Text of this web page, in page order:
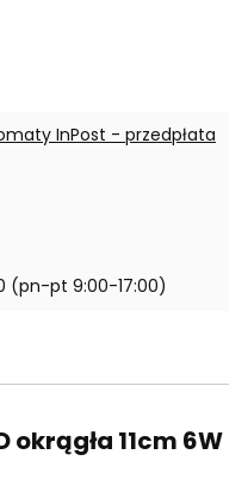
InPost - przedpłata
(pn-pt 9:00-17:00)
okrągła 11cm 6W